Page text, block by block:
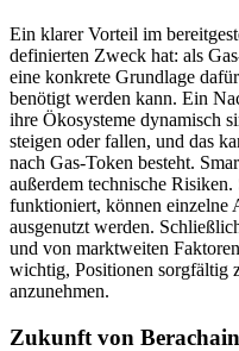
Ein klarer Vorteil im
definierten Zweck hat: als
eine konkrete Grundlage
benötigt werden kann. Ein
ihre Ökosysteme dynamisch
steigen oder fallen, und das
nach Gas-Token besteht.
außerdem technische
funktioniert, können einzelne
ausgenutzt werden.
und von marktweiten
wichtig, Positionen sorgfältig
anzunehmen.
Zukunft von